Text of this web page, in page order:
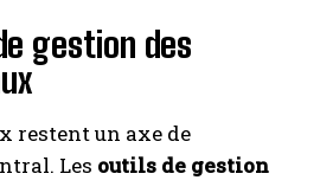
gestion des
restent un axe de
Les outils de gestion